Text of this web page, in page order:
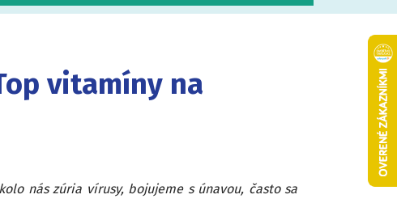
vitamíny na
nás zúria vírusy, bojujeme s únavou, často sa